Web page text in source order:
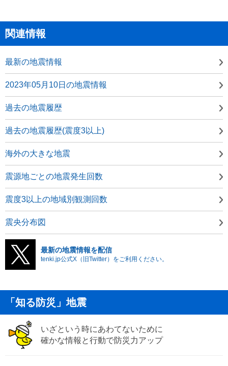
関連情報
最新の地震情報
2023年05月10日の地震情報
過去の地震履歴
過去の地震履歴(震度3以上)
海外の大きな地震
震源地ごとの地震発生回数
震度3以上の地域別観測回数
震央分布図
最新の地震情報を配信
tenki.jp公式X（旧Twitter）をご利用ください。
「知る防災」地震
いざという時にあわてないために
確かな情報と行動で防災力アップ